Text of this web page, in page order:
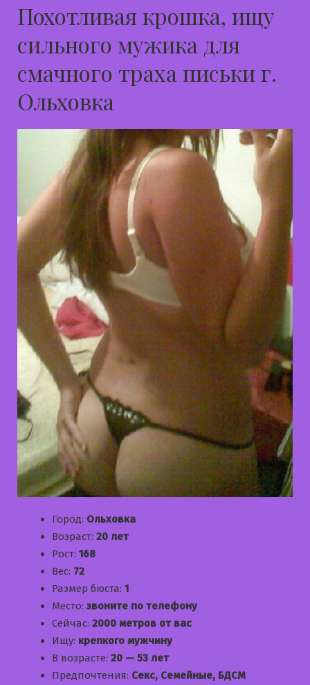
Похотливая крошка, ищу
сильного мужика для
смачного траха письки г.
Ольховка
Город: Ольховка
Возраст: 20 лет
Рост: 168
Вес: 72
Размер бюста: 1
Место:звоните по телефону
Сейчас: 2000 метров от вас
Ищу: крепкого мужчину
В возрасте: 20 — 53 лет
Предпочтения: Секс, Семейные, БДСМ